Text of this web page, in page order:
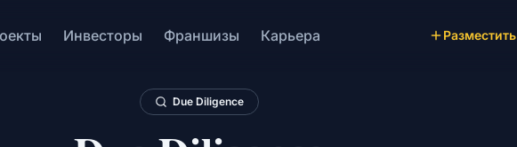
Инвесторы Франшизы Карьера Разместить
Due Diligence